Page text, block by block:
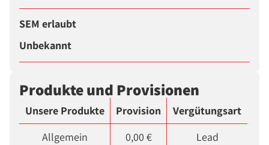
SEM erlaubt
Unbekannt
Produkte und Provisionen
Unsere Produkte Provision
Vergütungsart
Allgemein
0,00 €
Lead